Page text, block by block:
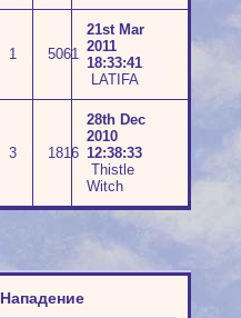
1 5061
21st Mar
2011
18:33:41
LATIFA
3 1816
28th Dec
2010
12:38:33
Thistle
Witch
Нападение